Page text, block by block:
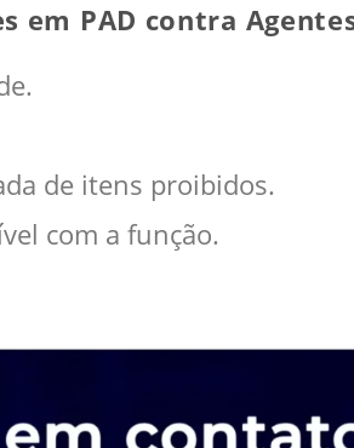
em PAD contra
de itens proibidos.
com a função.